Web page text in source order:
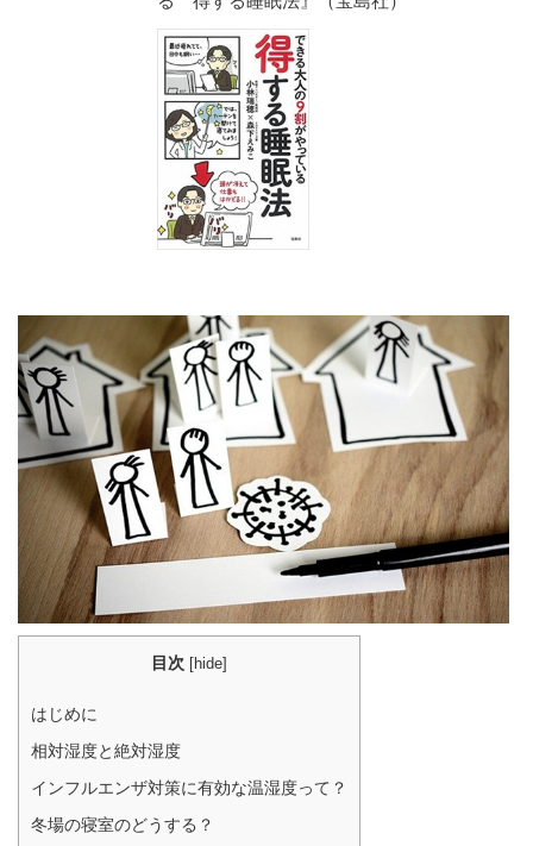
目次 [hide]
はじめに
相対湿度と絶対湿度
インフルエンザ対策に有効な温湿度って？
冬場の寝室のどうする？